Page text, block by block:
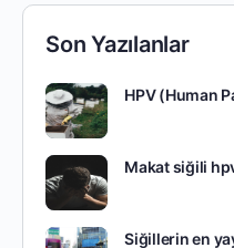
Son Yazılanlar
HPV (Human
Makat siğili
Siğillerin en